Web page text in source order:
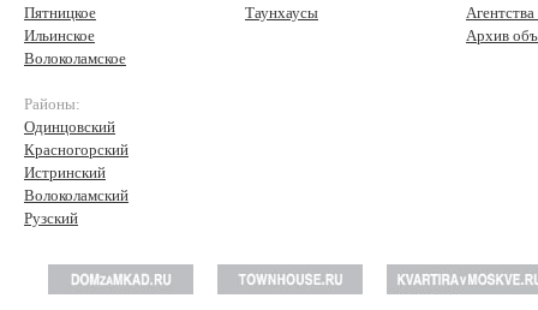
Пятницкое
Ильинское
Волоколамское
Районы:
Одинцовский
Красногорский
Истринский
Волоколамский
Рузский
Таунхаусы
Архив